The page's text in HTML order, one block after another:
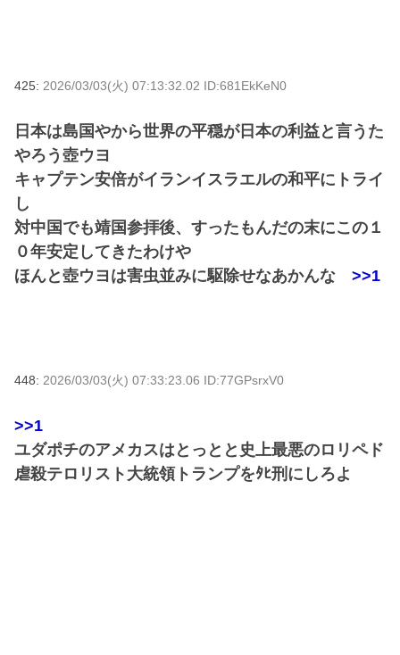
425: 2026/03/03(火) 07:13:32.02 ID:681EkKeN0
日本は島国やから世界の平穏が日本の利益と言うた
やろう壺ウヨ
キャプテン安倍がイランイスラエルの和平にトライ
し
対中国でも靖国参拝後、すったもんだの末にこの１
０年安定してきたわけや
ほんと壺ウヨは害虫並みに駆除せなあかんな >>1
448: 2026/03/03(火) 07:33:23.06 ID:77GPsrxV0
>>1
ユダポチのアメカスはとっとと史上最悪のロリペド
虐殺テロリスト大統領トランプをﾀﾋ刑にしろよ